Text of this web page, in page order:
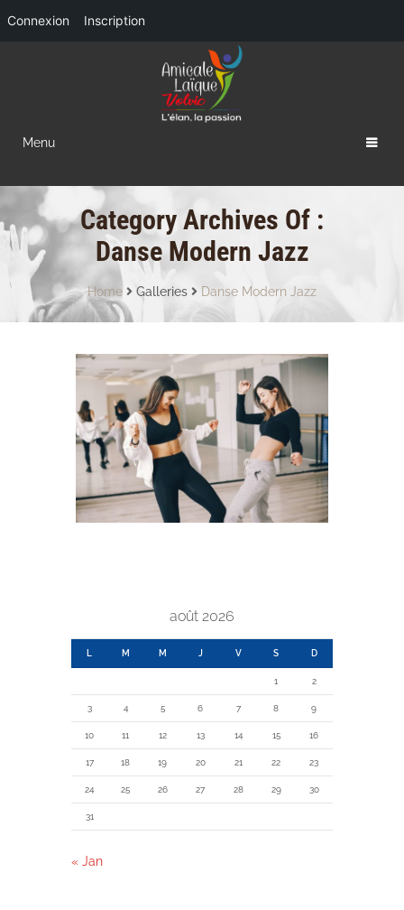
Menu
Category Archives Of :
Danse Modern Jazz
Home Galleries Danse Modern Jazz
DANSE SPORTIVE
août 2026
L M M J V S D
1 2
3 4 5 6 7 8 9
10 11 12 13 14 15 16
17 18 19 20 21 22 23
24 25 26 27 28 29 30
31
« Jan
Connexion Inscription